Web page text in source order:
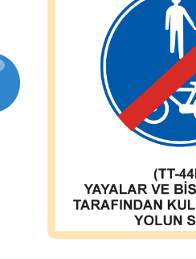
Trafik Çocuk Blog
İletişim